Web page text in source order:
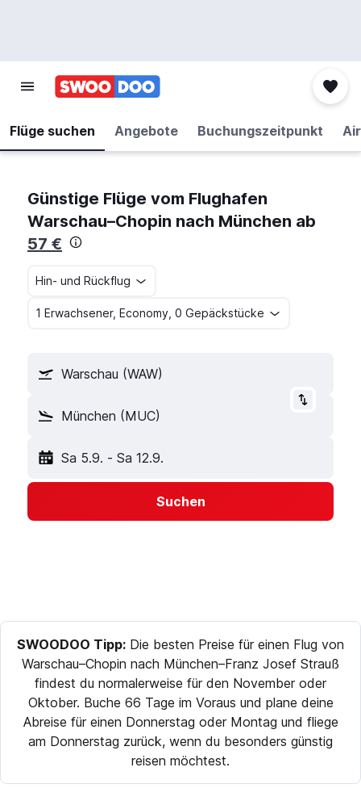
Flüge suchen Angebote Buchungszeitpunkt
Günstige Flüge vom Flughafen
Warschau–Chopin nach München ab
57 €
Hin- und Rückflug
1 Erwachsener, Economy, 0 Gepäckstücke
Warschau (WAW)
München (MUC)
Sa 5.9. - Sa 12.9.
Suchen
SWOODOO Tipp: Die besten Preise für einen Flug von
Warschau–Chopin nach München–Franz Josef Strauß
findest du normalerweise für den November oder
Oktober. Buche 66 Tage im Voraus und plane deine
Abreise für einen Donnerstag oder Montag und fliege
am Donnerstag zurück, wenn du besonders günstig
reisen möchtest.